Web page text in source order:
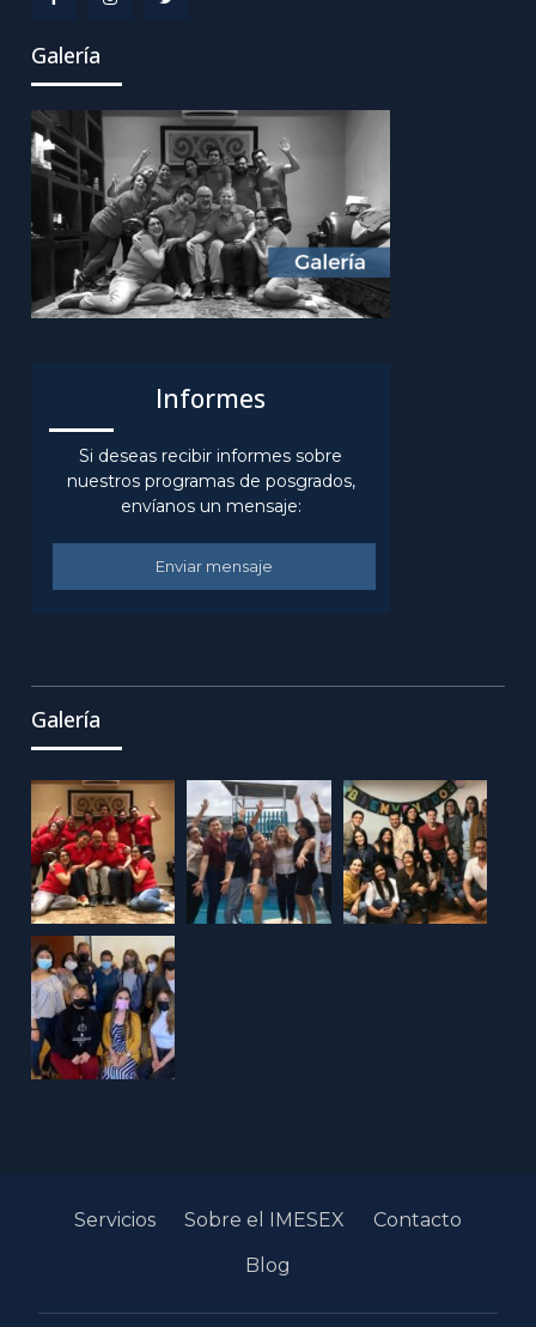
Item
Galería
Informes
Si deseas recibir informes sobre
nuestros programas de posgrados,
envíanos un mensaje:
Enviar mensaje
Galería
Servicios Sobre el IMESEX
Contacto
Blog